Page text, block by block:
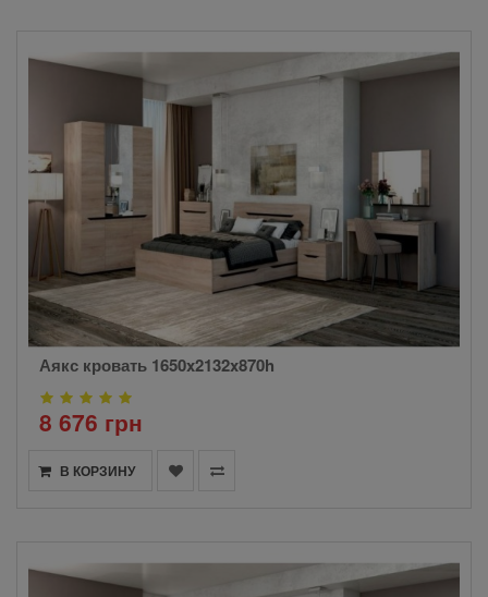
Аякс кровать 1650x2132x870h
8 676 грн
В КОРЗИНУ